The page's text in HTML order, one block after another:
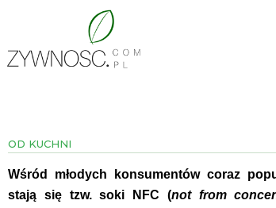
OD KUCHNI
Wśród młodych konsumentów coraz
stają się tzw. soki NFC (not from